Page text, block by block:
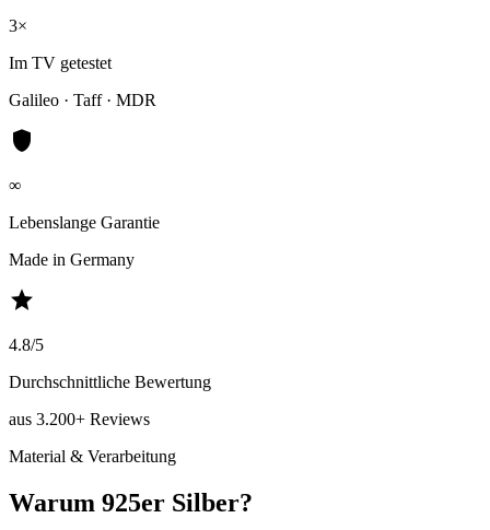
3×
Im TV getestet
Galileo · Taff · MDR
shield
∞
Lebenslange Garantie
Made in Germany
star
4.8/5
Durchschnittliche Bewertung
aus 3.200+ Reviews
Material & Verarbeitung
Warum 925er Silber?